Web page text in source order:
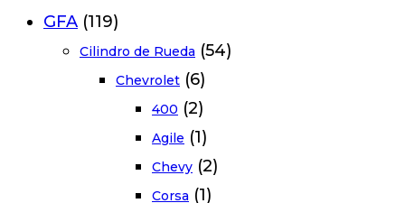
GFA (119)
Cilindro de Rueda (54)
Chevrolet (6)
400 (2)
Agile (1)
Chevy (2)
Corsa (1)